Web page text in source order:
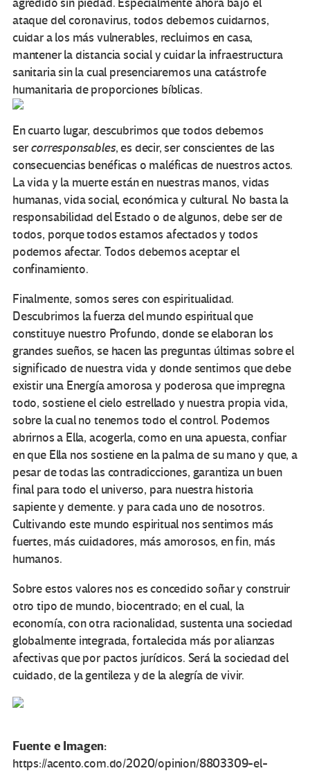
agredido sin piedad. Especialmente ahora bajo el
ataque del coronavirus, todos debemos cuidarnos,
cuidar a los más vulnerables, recluirnos en casa,
mantener la distancia social y cuidar la infraestructura
sanitaria sin la cual presenciaremos una catástrofe
humanitaria de proporciones bíblicas.
En cuarto lugar, descubrimos que todos debemos
sercorresponsables, es decir, ser conscientes de las
consecuencias benéficas o maléficas de nuestros actos.
La vida y la muerte están en nuestras manos, vidas
humanas, vida social, económica y cultural. No basta la
responsabilidad del Estado o de algunos, debe ser de
todos, porque todos estamos afectados y todos
podemos afectar. Todos debemos aceptar el
confinamiento.
Finalmente, somos seres con espiritualidad.
Descubrimos la fuerza del mundo espiritual que
constituye nuestro Profundo, donde se elaboran los
grandes sueños, se hacen las preguntas últimas sobre el
significado de nuestra vida y donde sentimos que debe
existir una Energía amorosa y poderosa que impregna
todo, sostiene el cielo estrellado y nuestra propia vida,
sobre la cual no tenemos todo el control. Podemos
abrirnos a Ella, acogerla, como en una apuesta, confiar
en que Ella nos sostiene en la palma de su mano y que, a
pesar de todas las contradicciones, garantiza un buen
final para todo el universo, para nuestra historia
sapiente y demente. y para cada uno de nosotros.
Cultivando este mundo espiritual nos sentimos más
fuertes, más cuidadores, más amorosos, en fin, más
humanos.
Sobre estos valores nos es concedido soñar y construir
otro tipo de mundo, biocentrado; en el cual, la
economía, con otra racionalidad, sustenta una sociedad
globalmente integrada, fortalecida más por alianzas
afectivas que por pactos jurídicos. Será la sociedad del
cuidado, de la gentileza y de la alegría de vivir.
Fuente e Imagen:
https://acento.com.do/2020/opinion/8803309-el-